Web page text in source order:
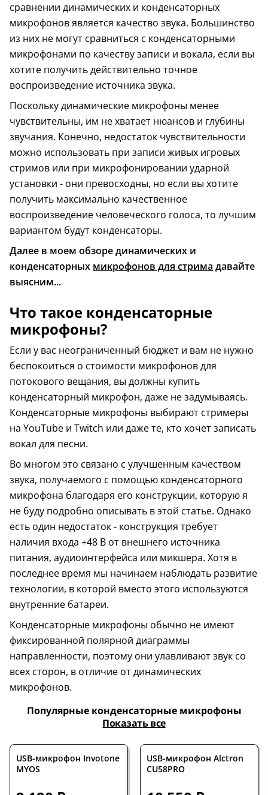
сравнении динамических и конденсаторных
микрофонов является качество звука. Большинство
из них не могут сравниться с конденсаторными
микрофонами по качеству записи и вокала, если вы
хотите получить действительно точное
воспроизведение источника звука.
Поскольку динамические микрофоны менее
чувствительны, им не хватает нюансов и глубины
звучания. Конечно, недостаток чувствительности
можно использовать при записи живых игровых
стримов или при микрофонировании ударной
установки - они превосходны, но если вы хотите
получить максимально качественное
воспроизведение человеческого голоса, то лучшим
вариантом будут конденсаторы.
Далее в моем обзоре динамических и
конденсаторных микрофонов для стрима давайте
выясним...
Что такое конденсаторные
микрофоны?
Если у вас неограниченный бюджет и вам не нужно
беспокоиться о стоимости микрофонов для
потокового вещания, вы должны купить
конденсаторный микрофон, даже не задумываясь.
Конденсаторные микрофоны выбирают стримеры
на YouTube и Twitch или даже те, кто хочет записать
вокал для песни.
Во многом это связано с улучшенным качеством
звука, получаемого с помощью конденсаторного
микрофона благодаря его конструкции, которую я
не буду подробно описывать в этой статье. Однако
есть один недостаток - конструкция требует
наличия входа +48 В от внешнего источника
питания, аудиоинтерфейса или микшера. Хотя в
последнее время мы начинаем наблюдать развитие
технологии, в которой вместо этого используются
внутренние батареи.
Конденсаторные микрофоны обычно не имеют
фиксированной полярной диаграммы
направленности, поэтому они улавливают звук со
всех сторон, в отличие от динамических
микрофонов.
Популярные конденсаторные микрофоны
Показать все
USB-микрофон Invotone
MYOS
USB-микрофон Alctron
CU58PRO